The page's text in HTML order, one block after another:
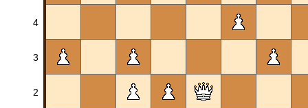
4
3
2